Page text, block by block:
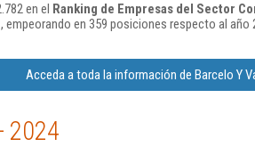
en el Ranking de Empresas del Sector
empeorando en 359 posiciones respecto al año
Acceda a toda la información de Barcelo Y
2024